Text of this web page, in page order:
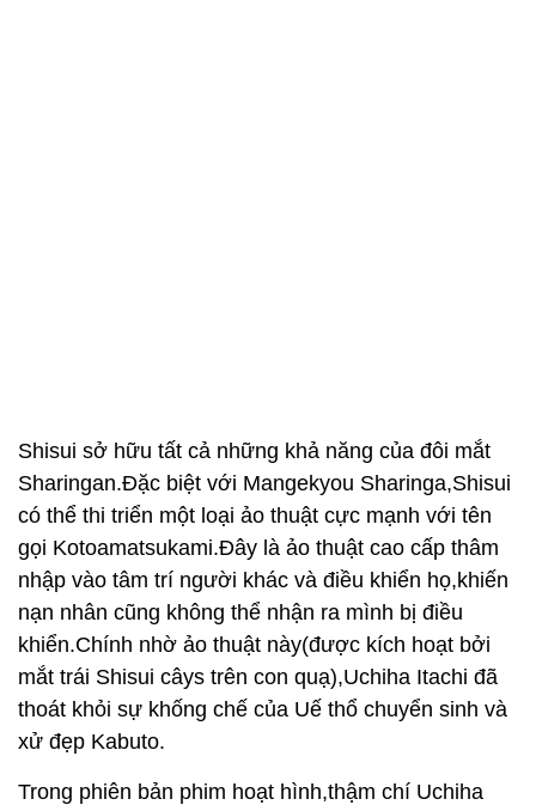
Shisui sở hữu tất cả những khả năng của đôi mắt
Sharingan.Đặc biệt với Mangekyou Sharinga,Shisui
có thể thi triển một loại ảo thuật cực mạnh với tên
gọi Kotoamatsukami.Đây là ảo thuật cao cấp thâm
nhập vào tâm trí người khác và điều khiển họ,khiến
nạn nhân cũng không thể nhận ra mình bị điều
khiển.Chính nhờ ảo thuật này(được kích hoạt bởi
mắt trái Shisui câys trên con quạ),Uchiha Itachi đã
thoát khỏi sự khống chế của Uế thổ chuyển sinh và
xử đẹp Kabuto.
Trong phiên bản phim hoạt hình,thậm chí Uchiha